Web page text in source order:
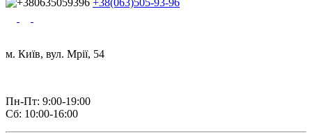
+38(063)505-93-96
м. Київ, вул. Мрії, 54
Пн-Пт: 9:00-19:00
Сб: 10:00-16:00